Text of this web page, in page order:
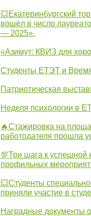
💥Екатеринбургский
вошёл в число
— 2025».
«Азимут: КВИЗ для
Студенты ЕТЭТ и
Патриотическая
Неделя психологии в
🔥Стажировка на
работодателя прошла
💯Три шага к успешной
профильных
💥Студенты
приняли участие в
Наградные документы